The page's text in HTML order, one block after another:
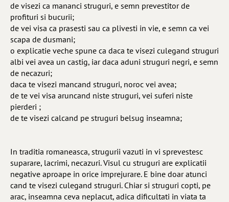
de visezi ca mananci struguri, e semn prevestitor de
profituri si bucurii;
de vei visa ca prasesti sau ca plivesti in vie, e semn ca vei
scapa de dusmani;
o explicatie veche spune ca daca te visezi culegand struguri
albi vei avea un castig, iar daca aduni struguri negri, e semn
de necazuri;
daca te visezi mancand struguri, noroc vei avea;
de te vei visa aruncand niste struguri, vei suferi niste
pierderi ;
de te visezi calcand pe struguri belsug inseamna;
In traditia romaneasca, strugurii vazuti in vi sprevestesc
suparare, lacrimi, necazuri. Visul cu struguri are explicatii
negative aproape in orice imprejurare. E bine doar atunci
cand te visezi culegand struguri. Chiar si struguri copti, pe
arac, inseamna ceva neplacut, adica dificultati in viata ta